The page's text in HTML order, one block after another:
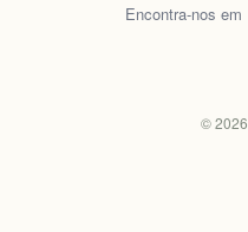
Encontra-nos em
©2026